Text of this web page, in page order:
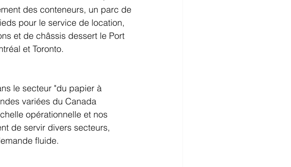
des conteneurs, un parc de
pour le service de location,
et de châssis dessert le Port
et Toronto.
le secteur "du papier à
variées du Canada
opérationnelle et nos
de servir divers secteurs,
fluide.